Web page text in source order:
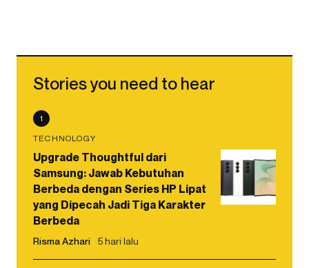
Stories you need to hear
1
TECHNOLOGY
Upgrade Thoughtful dari
Samsung: Jawab Kebutuhan
Berbeda dengan Series HP Lipat
yang Dipecah Jadi Tiga Karakter
Berbeda
Risma Azhari 5 hari lalu